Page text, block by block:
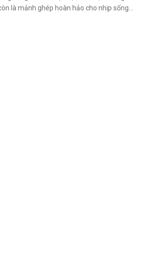
là mảnh ghép hoàn hảo cho nhịp sống